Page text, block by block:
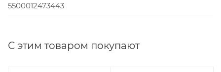
5500012473443
С этим товаром покупают